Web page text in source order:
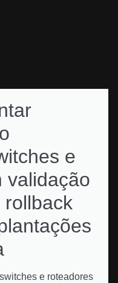
e
validação
rollback
e roteadores